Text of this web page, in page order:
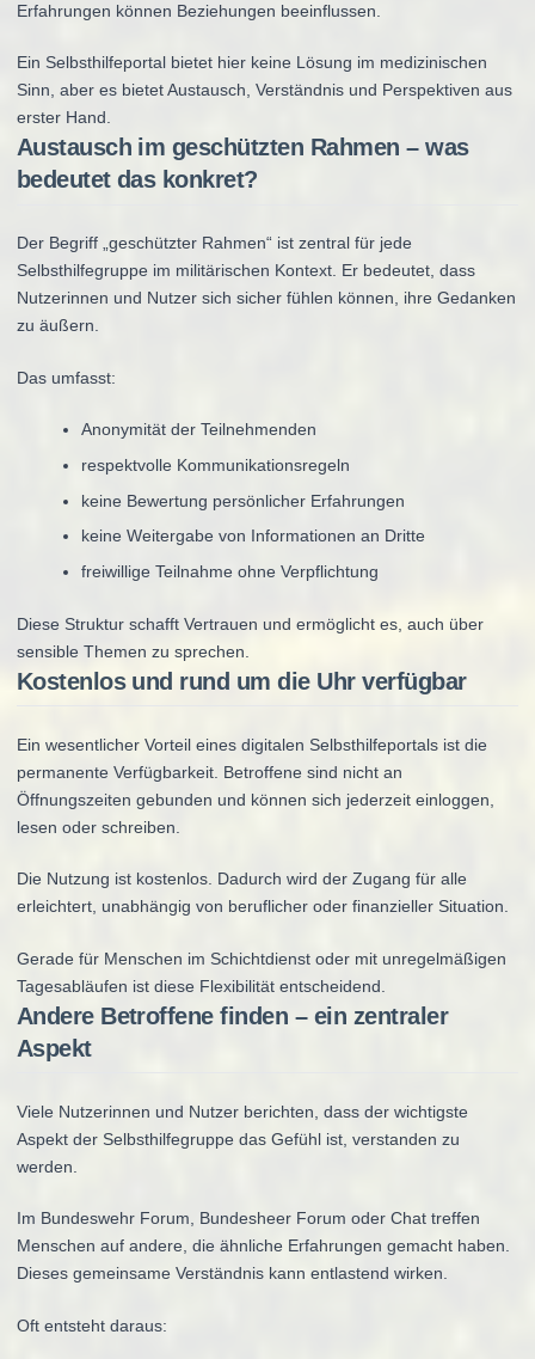
Erfahrungen können Beziehungen beeinflussen.
Ein Selbsthilfeportal bietet hier keine Lösung im medizinischen
Sinn, aber es bietet Austausch, Verständnis und Perspektiven aus
erster Hand.
Austausch im geschützten Rahmen – was
bedeutet das konkret?
Der Begriff „geschützter Rahmen“ ist zentral für jede
Selbsthilfegruppe im militärischen Kontext. Er bedeutet, dass
Nutzerinnen und Nutzer sich sicher fühlen können, ihre Gedanken
zu äußern.
Das umfasst:
Anonymität der Teilnehmenden
respektvolle Kommunikationsregeln
keine Bewertung persönlicher Erfahrungen
keine Weitergabe von Informationen an Dritte
freiwillige Teilnahme ohne Verpflichtung
Diese Struktur schafft Vertrauen und ermöglicht es, auch über
sensible Themen zu sprechen.
Kostenlos und rund um die Uhr verfügbar
Ein wesentlicher Vorteil eines digitalen Selbsthilfeportals ist die
permanente Verfügbarkeit. Betroffene sind nicht an
Öffnungszeiten gebunden und können sich jederzeit einloggen,
lesen oder schreiben.
Die Nutzung ist kostenlos. Dadurch wird der Zugang für alle
erleichtert, unabhängig von beruflicher oder finanzieller Situation.
Gerade für Menschen im Schichtdienst oder mit unregelmäßigen
Tagesabläufen ist diese Flexibilität entscheidend.
Andere Betroffene finden – ein zentraler
Aspekt
Viele Nutzerinnen und Nutzer berichten, dass der wichtigste
Aspekt der Selbsthilfegruppe das Gefühl ist, verstanden zu
werden.
Im Bundeswehr Forum, Bundesheer Forum oder Chat treffen
Menschen auf andere, die ähnliche Erfahrungen gemacht haben.
Dieses gemeinsame Verständnis kann entlastend wirken.
Oft entsteht daraus: